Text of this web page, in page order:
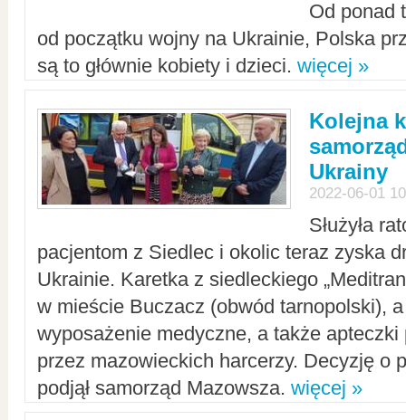
Od ponad
od początku wojny na Ukrainie, Polska
są to głównie kobiety i dzieci. więcej »
Kolejna
Ukrainy
2022-06-01
Służyła
pacjentom z Siedlec i okolic teraz zyska
Ukrainie. Karetka z siedleckiego
w mieście Buczacz (obwód tarnopolski),
wyposażenie medyczne, a także apteczki
przez mazowieckich harcerzy. Decyzję o
podjął samorząd Mazowsza. więcej »